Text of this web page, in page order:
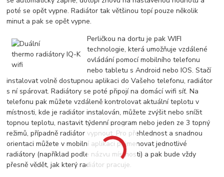
poté se opět vypne. Radiátor tak většinou topí pouze několik
minut a pak se opět vypne.
Perličkou na dortu je pak WIFI
technologie, která umožňuje vzdálené
ovládání pomocí mobilního telefonu
nebo tabletu s Android nebo IOS. Stačí
instalovat volně dostupnou aplikaci do Vašeho telefonu, radiátor
s ní spárovat. Radiátory se poté připojí na domácí wifi síť. Na
telefonu pak můžete vzdáleně kontrolovat aktuální teplotu v
místnosti, kde je radiátor instalován, můžete zvýšit nebo snížit
topnou teplotu, nastavit týdenní program nebo jeden ze 3 topný
režimů, případně radiátor vypnout. Pro přehlednost a snadnou
orientaci můžete v mobilní aplikaci pojmenovat jednotlivé
radiátory (například podle názvu místnosti) a pak bude vždy
přesně vědět, jak který radiátor pracuje.